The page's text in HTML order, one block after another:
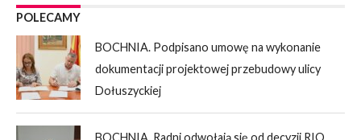
POLECAMY
BOCHNIA. Podpisano umowę na wykonanie
dokumentacji projektowej przebudowy ulicy
Dołuszyckiej
BOCHNIA. Radni odwołają się od decyzji RIO